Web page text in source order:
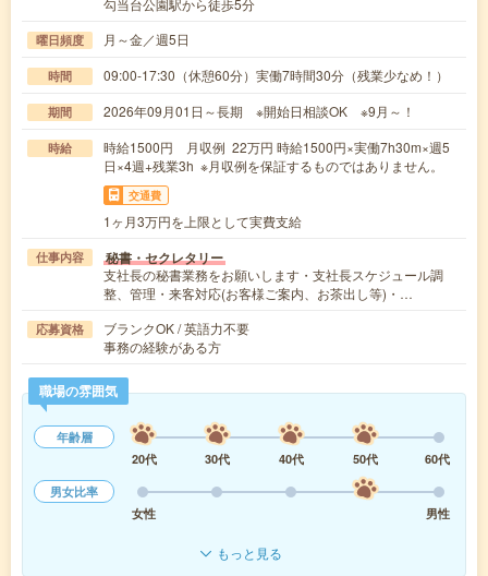
曜日頻度 月～金／週5日
時間 09:00-17:30（休憩60分）実働7時間30分（残業少なめ！）
期間 2026年09月01日～長期 ※開始日相談OK ※9月～！
時給
時給1500円 月収例 22万円 時給1500円×実働7h30m×週5
日×4週+残業3h ※月収例を保証するものではありません。
交通費
1ヶ月3万円を上限として実費支給
仕事内容 秘書・セクレタリー
支社長の秘書業務をお願いします・支社長スケジュール調
整、管理・来客対応(お客様ご案内、お茶出し等)・…
応募資格
ブランクOK / 英語力不要
事務の経験がある方
職場の雰囲気
年齢層
20代
30代 40代 50代
60代
男女比率
女性
男性
もっと見る